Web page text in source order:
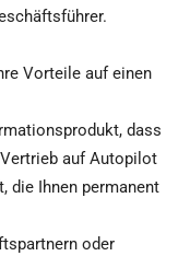
Vorteile auf einen
dass
auf Autopilot
die Ihnen permanent
oder